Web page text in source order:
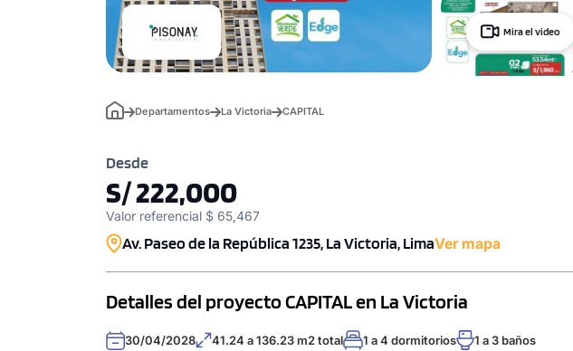
Mira el video
Departamentos La Victoria CAPITAL
Desde
S/ 222,000
Valor referencial $ 65,467
Av. Paseo de la República 1235, La Victoria, LimaVer mapa
Detalles del proyecto CAPITAL en La Victoria
30/04/2028 41.24 a 136.23 m2 total 1 a 4 dormitorios 1 a 3 baños